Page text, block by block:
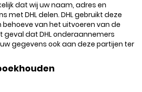
dat wij uw naam, adres en
met DHL delen. DHL gebruikt deze
van het uitvoeren van de
geval dat DHL onderaannemers
gegevens ook aan deze partijen ter